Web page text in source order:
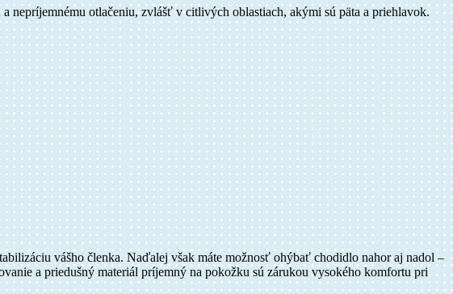
nepríjemnému otlačeniu, zvlášť v citlivých oblastiach, akými sú päta a priehlavok.
vášho členka. Naďalej však máte možnosť ohýbať chodidlo nahor aj nadol –
a priedušný materiál príjemný na pokožku sú zárukou vysokého komfortu pri